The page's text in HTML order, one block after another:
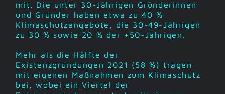
mit. Die unter 30-Jährigen Gründerinnen
und Gründer haben etwa zu 40 %
Klimaschutzangebote, die 30-49-Jährigen
zu 30 % sowie 20 % der +50-Jährigen.
Mehr als die Hälfte der
Existenzgründungen 2021 (58 %) tragen
mit eigenen Maßnahmen zum Klimaschutz
bei, wobei ein Viertel der